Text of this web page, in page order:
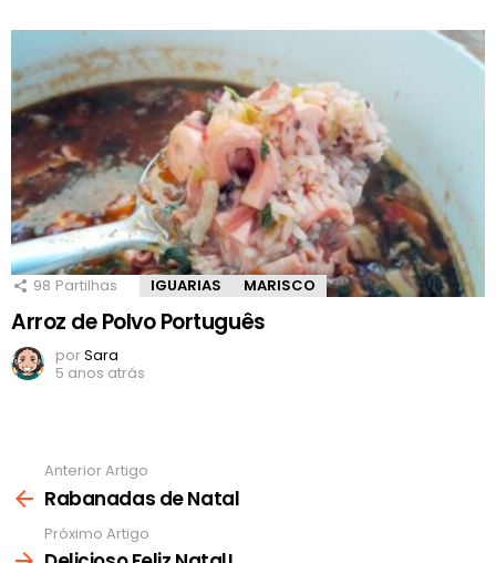
98 Partilhas IGUARIAS MARISCO
Arroz de Polvo Português
porSara
5 anos atrás
mais
Anterior Artigo
Rabanadas de Natal
Próximo Artigo